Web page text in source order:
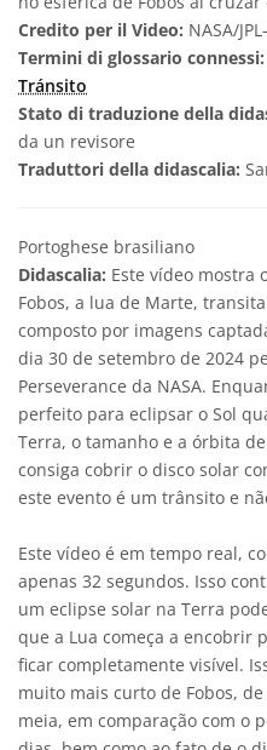
Credito per il Video: NASA/
Termini di glossario connessi:
Tránsito
Stato di traduzione della
da un revisore
Traduttori della didascalia:
Portoghese brasiliano
Didascalia: Este vídeo mostra
Fobos, a lua de Marte,
composto por imagens
dia 30 de setembro de 2024
Perseverance da NASA.
perfeito para eclipsar o Sol
Terra, o tamanho e a órbita
consiga cobrir o disco solar
este evento é um trânsito e
Este vídeo é em tempo real,
apenas 32 segundos. Isso
um eclipse solar na Terra
que a Lua começa a encobrir
ficar completamente visível.
muito mais curto de Fobos,
meia, em comparação com o